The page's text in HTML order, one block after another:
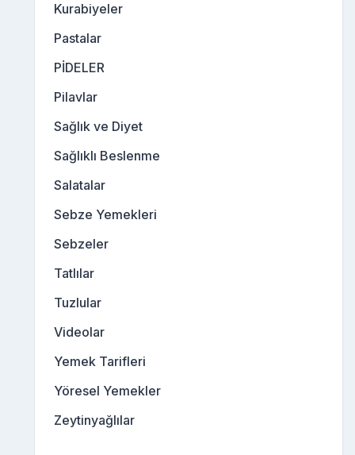
Kurabiyeler
Pastalar
PİDELER
Pilavlar
Sağlık ve Diyet
Sağlıklı Beslenme
Salatalar
Sebze Yemekleri
Sebzeler
Tatlılar
Tuzlular
Videolar
Yemek Tarifleri
Yöresel Yemekler
Zeytinyağlılar